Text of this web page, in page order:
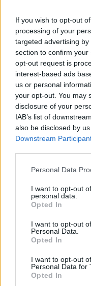
If you wish to opt-out
processing of your
targeted advertising
section to confirm
opt-out request is
interest-based ads
us or personal
your opt-out. You may
disclosure of your
IAB’s list of
also be disclosed by
Downstream
Personal Data
I want to opt-out
personal data.
Opted In
I want to opt-out
Personal Data.
Opted In
I want to opt-out
Personal Data for
Opted In
dolerio atžvilgiu
sumažėjimas.
2 d. palyginti su
kaina sumažėjo
nukrito 0,17 Eur/l.
Praėjusią
padidėjo
0,1–0,7 proc.,
benzino kainos
šalyse 6–12
Lenkijoje
1,35 Eur/l, arba
Lietuvoje, o
benzino kainos